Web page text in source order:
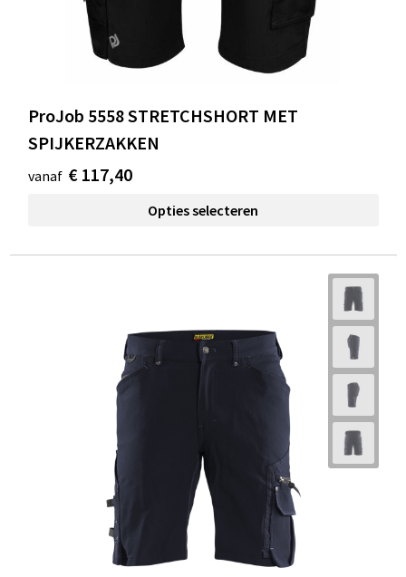
ProJob 5558 STRETCHSHORT MET
SPIJKERZAKKEN
vanaf € 117,40
Opties selecteren